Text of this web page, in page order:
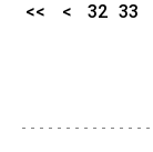
<< < 32 33